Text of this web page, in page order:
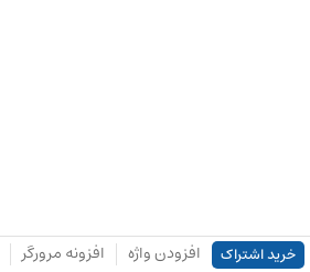
خرید اشتراک افزودن واژه افزونه مرورگر